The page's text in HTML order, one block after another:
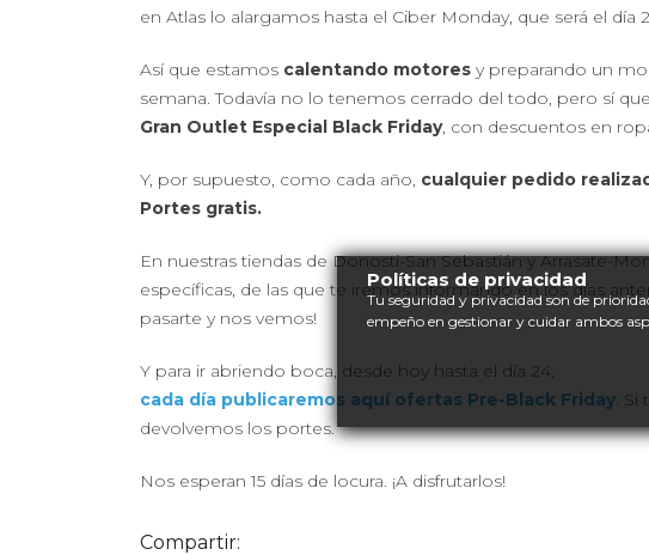
en Atlas lo alargamos hasta el Ciber Monday, que será el día
Así que estamos calentando motores y preparando un
semana. Todavía no lo tenemos cerrado del todo, pero sí
Gran Outlet Especial Black Friday, con descuentos en
Y, por supuesto, como cada año, cualquier pedido
Portes gratis.
En nuestras tiendas de Donosti-San Sebastián y Arrasate-
específicas, de las que te iremos informando en los días
pasarte y nos vemos!
Y para ir abriendo boca, desde hoy hasta el día 24,
cada día publicaremos aquí ofertas Pre-Black Friday. Si
devolvemos los portes.
Nos esperan 15 días de locura. ¡A disfrutarlos!
Compartir:
Políticas de privacidad
Tu seguridad y privacidad son de
empeño en gestionar y cuidar ambos